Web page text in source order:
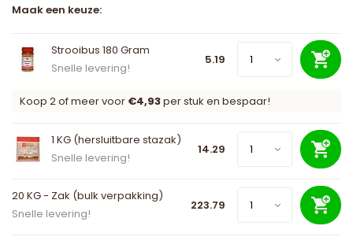
Maak een keuze:
Strooibus 180 Gram
Snelle levering!
5.19
Koop 2 of meer voor €4,93per stuk en bespaar!
1 KG (hersluitbare stazak)
Snelle levering!
14.29
20 KG - Zak (bulk verpakking)
Snelle levering!
223.79